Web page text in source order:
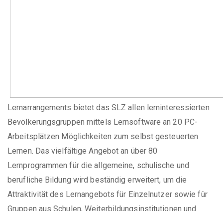
Lernarrangements bietet das SLZ allen lerninteressierten
Bevölkerungsgruppen mittels Lernsoftware an 20 PC-
Arbeitsplätzen Möglichkeiten zum selbst gesteuerten
Lernen. Das vielfältige Angebot an über 80
Lernprogrammen für die allgemeine, schulische und
berufliche Bildung wird beständig erweitert, um die
Attraktivität des Lernangebots für Einzelnutzer sowie für
Gruppen aus Schulen, Weiterbildungsinstitutionen und